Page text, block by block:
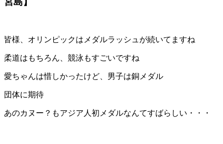
皆様、オリンピックはメダルラッシュが続いてますね
柔道はもちろん、競泳もすごいですね
愛ちゃんは惜しかったけど、男子は銅メダル
団体に期待
あのカヌー？もアジア人初メダルなんてすばらしい・・・